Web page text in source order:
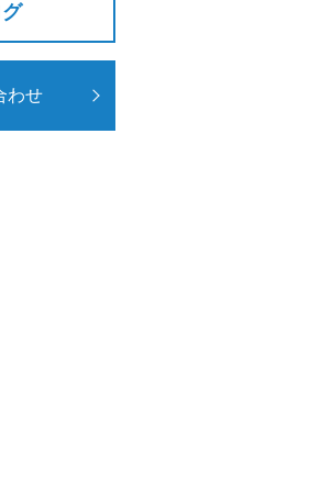
わせ